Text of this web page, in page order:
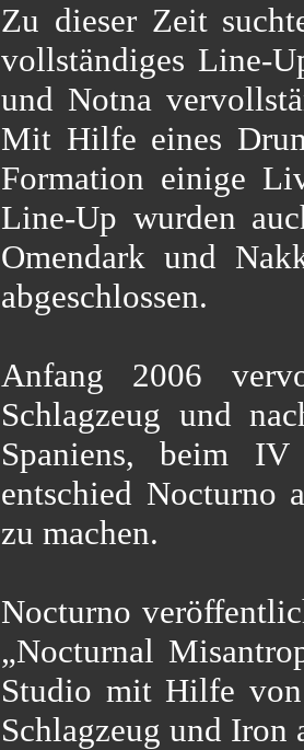
Zu dieser Zeit
vollständiges Line-
und Notna
Mit Hilfe eines
Formation einige
Line-Up wurden
Omendark und
abgeschlossen.
Anfang 2006
Schlagzeug und
Spaniens, beim
entschied Nocturno
zu machen.
Nocturno
„Nocturnal
Studio mit Hilfe
Schlagzeug und Iron